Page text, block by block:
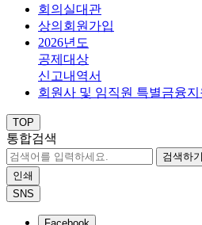
회의실대관
상의회원가입
2026년도
공제대상
신고내역서
회원사 및 임직원 특별금융지
TOP
통합검색
검색하기
인쇄
SNS